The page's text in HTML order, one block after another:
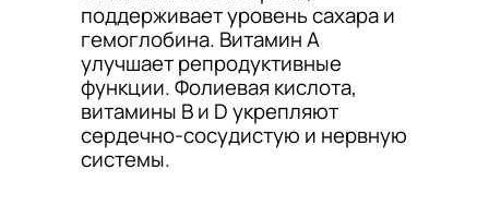
поддерживает уровень сахара и
гемоглобина. Витамин A
улучшает репродуктивные
функции. Фолиевая кислота,
витамины B и D укрепляют
сердечно-сосудистую и нервную
системы.